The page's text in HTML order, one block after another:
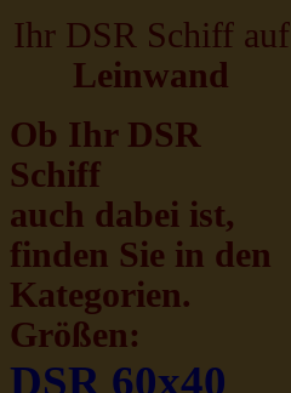
Ihr DSR Schiff auf
Leinwand
Ob Ihr DSR
Schiff
auch dabei ist,
finden Sie in den
Kategorien.
Größen:
DSR 60x40